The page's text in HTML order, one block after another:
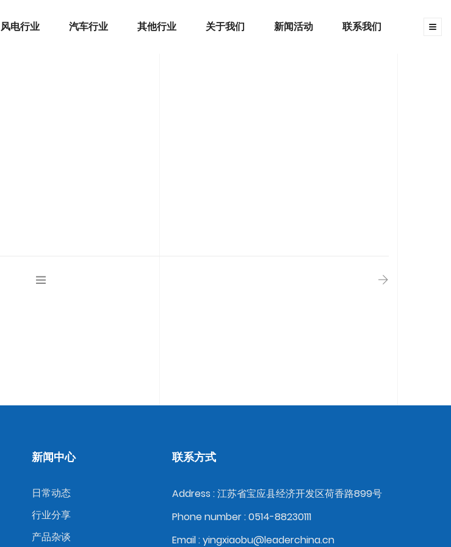
风电行业 汽车行业 其他行业 关于我们 新闻活动 联系我们
新闻中心
日常动态
行业分享
产品杂谈
联系方式
Address : 江苏省宝应县经济开发区荷香路899号
Phone number : 0514-88230111
Email : yingxiaobu@leaderchina.cn